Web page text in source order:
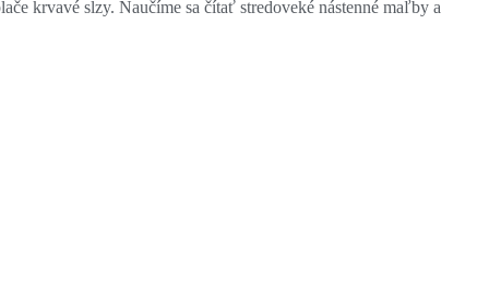
krvavé slzy. Naučíme sa čítať stredoveké nástenné maľby a